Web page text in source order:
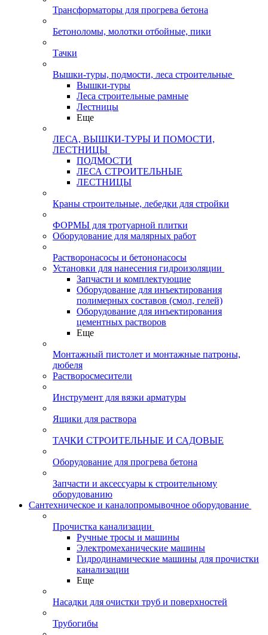
Трансформаторы для прогрева бетона
Бетоноломы, молотки отбойные, пики
Тачки
Вышки-туры, подмости, леса строительные
Вышки-туры
Леса строительные рамные
Лестницы
Еще
ЛЕСА, ВЫШКИ-ТУРЫ И ПОМОСТИ,
ЛЕСТНИЦЫ
ПОДМОСТИ
ЛЕСА СТРОИТЕЛЬНЫЕ
ЛЕСТНИЦЫ
Краны строительные, лебедки для стройки
ФОРМЫ для тротуарной плитки
Оборудование для малярных работ
Растворонасосы и бетононасосы
Установки для нанесения гидроизоляции
Запчасти и комплектующие
Оборудование для инъектирования
полимерных составов (смол, гелей)
Оборудование для инъектирования
цементных растворов
Еще
Монтажный пистолет и монтажные патроны,
дюбеля
Растворосмесители
Инструмент для вязки арматуры
Ящики для раствора
ТАЧКИ СТРОИТЕЛЬНЫЕ И САДОВЫЕ
Оборудование для прогрева бетона
Запчасти и аксессуары к строительному
оборудованию
Сантехническое и каналопромывочное оборудование
Прочистка канализации
Ручные тросы и машины
Электромеханические машины
Гидродинамические машины для прочистки
канализации
Еще
Насадки для очистки труб и поверхностей
Трубогибы